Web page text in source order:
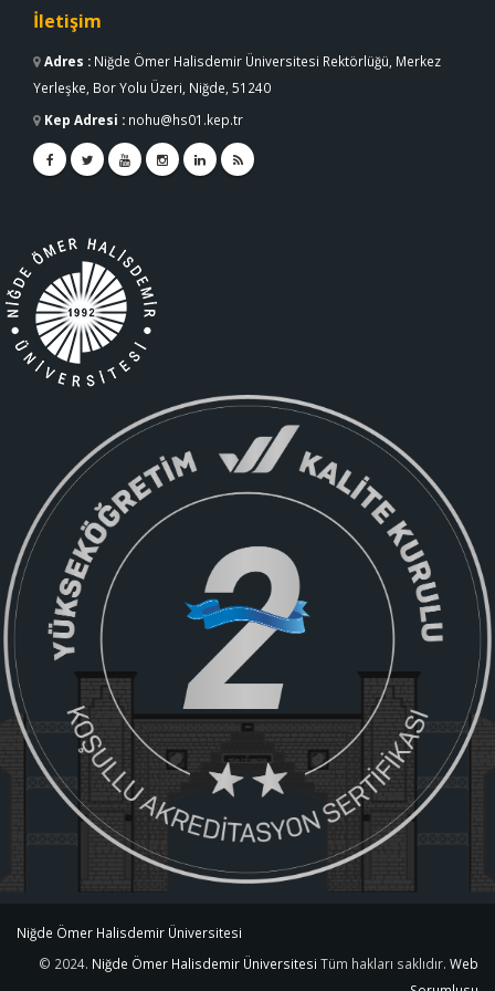
İletişim
Adres : Niğde Ömer Halisdemir Üniversitesi Rektörlüğü, Merkez
Yerleşke, Bor Yolu Üzeri, Niğde, 51240
Kep Adresi : nohu@hs01.kep.tr
Niğde Ömer Halisdemir Üniversitesi
© 2024. Niğde Ömer Halisdemir Üniversitesi Tüm hakları saklıdır. Web